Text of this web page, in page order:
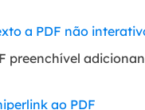
a PDF não
preenchível
ao PDF